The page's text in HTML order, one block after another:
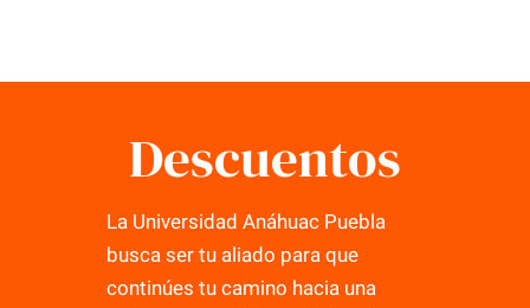
Descuentos
La Universidad Anáhuac Puebla
busca ser tu aliado para que
continúes tu camino hacia una